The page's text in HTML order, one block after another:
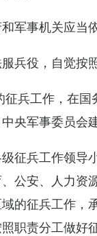
军事机关应当
兵役，自觉按
征兵工作，在
央军事委员会
征兵工作领导
公安、人力资
的征兵工作，
职责分工做好